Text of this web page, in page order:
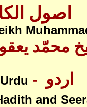
اصول
محمّد
Urdu
and